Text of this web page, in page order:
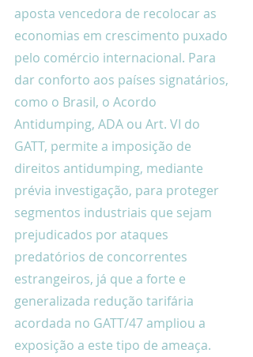
aposta vencedora de recolocar as
economias em crescimento puxado
pelo comércio internacional. Para
dar conforto aos países signatários,
como o Brasil, o Acordo
Antidumping, ADA ou Art. VI do
GATT, permite a imposição de
direitos antidumping, mediante
prévia investigação, para proteger
segmentos industriais que sejam
prejudicados por ataques
predatórios de concorrentes
estrangeiros, já que a forte e
generalizada redução tarifária
acordada no GATT/47 ampliou a
exposição a este tipo de ameaça.